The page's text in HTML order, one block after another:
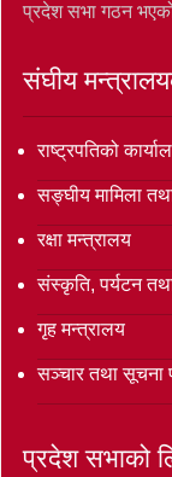
प्रदेश सभा गठन
संघीय
राष्ट्रपतिको
सङ्‍घीय मामिला
रक्षा मन्त्रालय
संस्कृति, पर्यटन
गृह मन्त्रालय
सञ्‍चार तथा सूचना
प्रदेश सभाको